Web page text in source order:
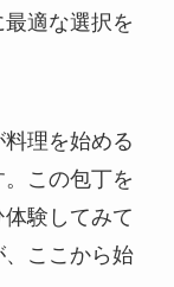
適な選択を
理を始める
この包丁を
験してみて
、ここから始